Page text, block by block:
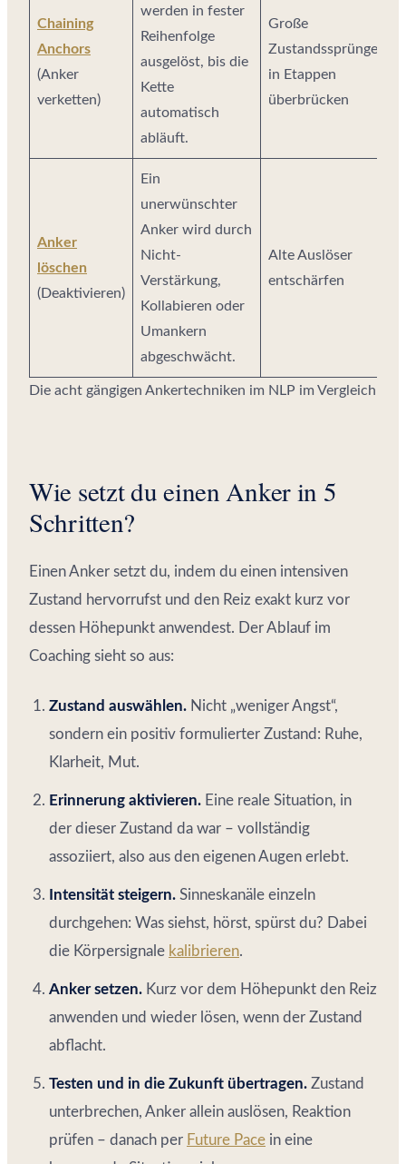
Chaining
Anchors
(Anker
verketten)
werden in fester
Reihenfolge
ausgelöst, bis die
Kette
automatisch
abläuft.
Große
Zustandssprünge
in Etappen
überbrücken
Anker
löschen
(Deaktivieren)
Ein
unerwünschter
Anker wird durch
Nicht-
Verstärkung,
Kollabieren oder
Umankern
abgeschwächt.
Alte Auslöser
entschärfen
Die acht gängigen Ankertechniken im NLP im Vergleich
Wie setzt du einen Anker in 5
Schritten?
Einen Anker setzt du, indem du einen intensiven
Zustand hervorrufst und den Reiz exakt kurz vor
dessen Höhepunkt anwendest. Der Ablauf im
Coaching sieht so aus:
Zustand auswählen. Nicht „weniger Angst“,
sondern ein positiv formulierter Zustand: Ruhe,
Klarheit, Mut.
Erinnerung aktivieren. Eine reale Situation, in
der dieser Zustand da war – vollständig
assoziiert, also aus den eigenen Augen erlebt.
Intensität steigern. Sinneskanäle einzeln
durchgehen: Was siehst, hörst, spürst du? Dabei
die Körpersignale kalibrieren.
Anker setzen. Kurz vor dem Höhepunkt den Reiz
anwenden und wieder lösen, wenn der Zustand
abflacht.
Testen und in die Zukunft übertragen. Zustand
unterbrechen, Anker allein auslösen, Reaktion
prüfen – danach per Future Pace in eine